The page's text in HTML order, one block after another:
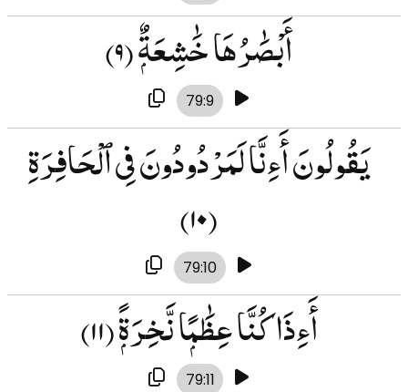
أَبْصَٰرُهَا خَٰشِعَةٌۭ(۹)
79:9
يَقُولُونَ أَءِنَّا لَمَرْدُودُونَ فِى ٱلْحَافِرَةِ
(۱۰)
79:10
أَءِذَا كُنَّا عِظَٰمًۭا نَّخِرَةًۭ(۱۱)
79:11